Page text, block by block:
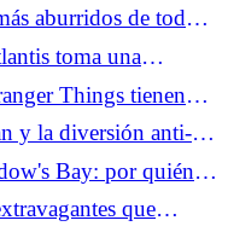
aburridos de todos
toma una
AcercarseThings tienen
en proceso con
y la diversión anti-
Bay: por quién
que